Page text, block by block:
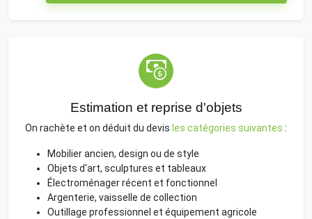
Estimation et reprise d'objets
On rachète et on déduit du devis les catégories suivantes :
Mobilier ancien, design ou de style
Objets d'art, sculptures et tableaux
Électroménager récent et fonctionnel
Argenterie, vaisselle de collection
Outillage professionnel et équipement agricole